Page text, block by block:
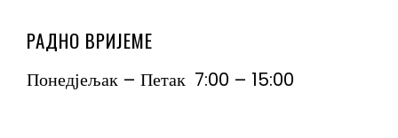
РАДНО ВРИЈЕМЕ
Понедјељак – Петак 7:00 – 15:00